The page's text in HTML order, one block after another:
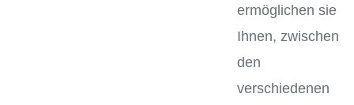
ermöglichen sie
Ihnen, zwischen
den
verschiedenen